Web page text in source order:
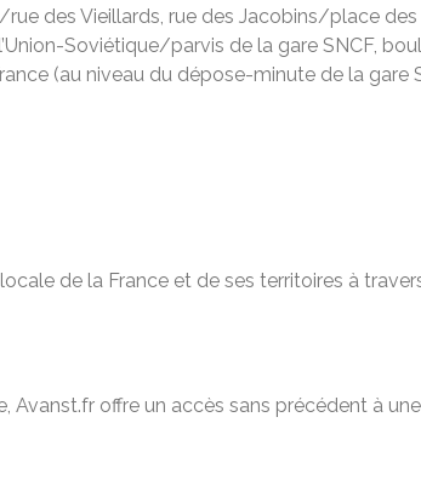
des Vieillards, rue des Jacobins/place
Soviétique/parvis de la gare SNCF,
(au niveau du dépose-minute de la gare
de la France et de ses territoires à
Avanst.fr offre un accès sans précédent à